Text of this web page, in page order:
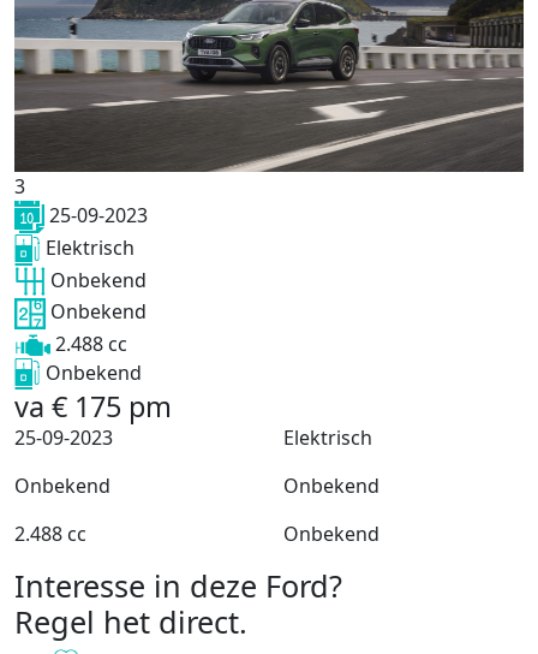
3
25-09-2023
Elektrisch
Onbekend
Onbekend
2.488 cc
Onbekend
va € 175 pm
25-09-2023
Elektrisch
Onbekend
Onbekend
2.488 cc
Onbekend
Interesse in deze Ford?
Regel het direct.